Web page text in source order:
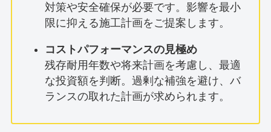
対策や安全確保が必要です。影響を最小
限に抑える施工計画をご提案します。
コストパフォーマンスの見極め
残存耐用年数や将来計画を考慮し、最適
な投資額を判断。過剰な補強を避け、バ
ランスの取れた計画が求められます。